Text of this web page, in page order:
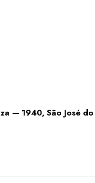
— 1940, São José do